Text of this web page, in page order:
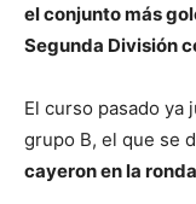
el conjunto más
Segunda División
El curso pasado ya
grupo B, el que se
cayeron en la